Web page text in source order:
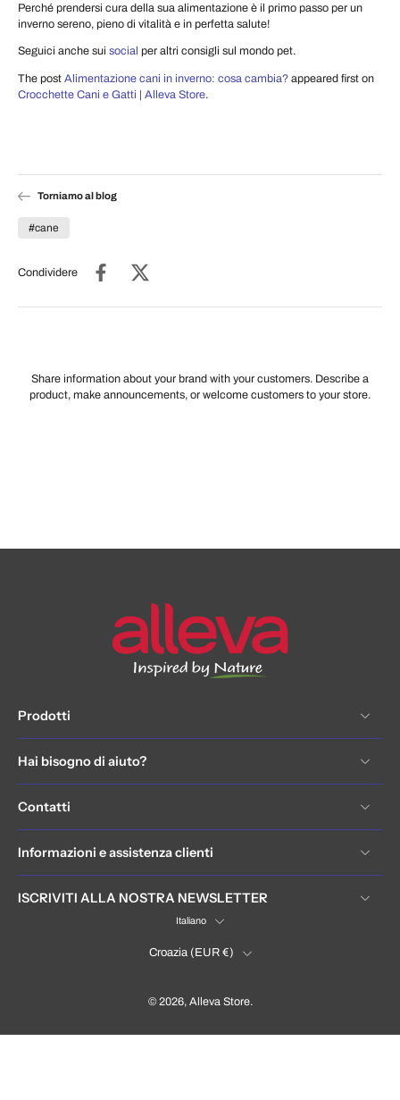
Perché prendersi cura della sua alimentazione è il primo passo per un
inverno sereno, pieno di vitalità e in perfetta salute!
Seguici anche sui social per altri consigli sul mondo pet.
The post Alimentazione cani in inverno: cosa cambia? appeared first on
Crocchette Cani e Gatti | Alleva Store.
Torniamo al blog
#cane
Condividere
Share information about your brand with your customers. Describe a
product, make announcements, or welcome customers to your store.
Prodotti
Hai bisogno di aiuto?
Contatti
Informazioni e assistenza clienti
ISCRIVITI ALLA NOSTRA NEWSLETTER
Italiano
Croazia ‎(EUR €)‎
© 2026, Alleva Store.